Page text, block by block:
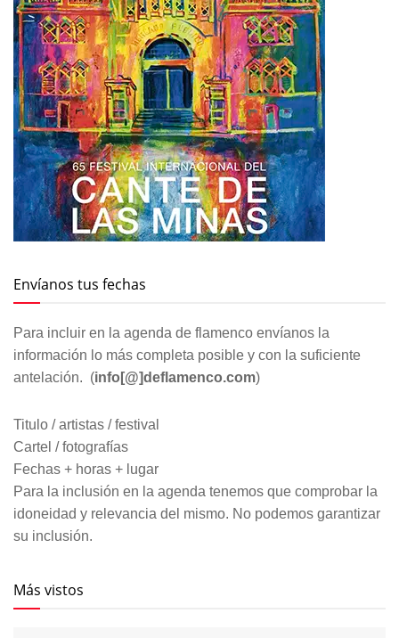
Envíanos tus fechas
Para incluir en la agenda de flamenco envíanos la
información lo más completa posible y con la suficiente
antelación. (info[@]deflamenco.com)
Titulo / artistas / festival
Cartel / fotografías
Fechas + horas + lugar
Para la inclusión en la agenda tenemos que comprobar la
idoneidad y relevancia del mismo. No podemos garantizar
su inclusión.
Más vistos